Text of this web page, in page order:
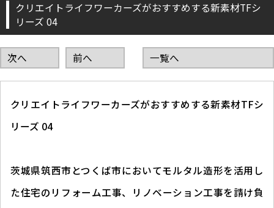
クリエイトライフワーカーズがおすすめする新素材TFシ
リーズ 04
次へ 前へ 一覧へ
クリエイトライフワーカーズがおすすめする新素材TFシ
リーズ 04
茨城県筑西市とつくば市においてモルタル造形を活用し
た住宅のリフォーム工事、リノベーション工事を請け負